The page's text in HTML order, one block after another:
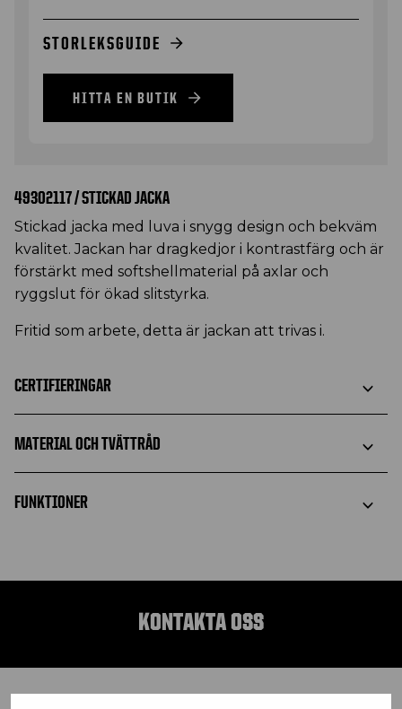
STORLEKSGUIDE
HITTA EN BUTIK
49302117 / STICKAD JACKA
Stickad jacka med luva i snygg design och bekväm
kvalitet. Jackan har dragkedjor i kontrastfärg och är
förstärkt med softshellmaterial på axlar och
ryggslut för ökad slitstyrka.
Fritid som arbete, detta är jackan att trivas i.
CERTIFIERINGAR
MATERIAL OCH TVÄTTRÅD
FUNKTIONER
KONTAKTA OSS